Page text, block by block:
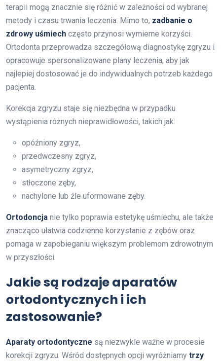
terapii mogą znacznie się różnić w zależności od wybranej
metody i czasu trwania leczenia. Mimo to, zadbanie o
zdrowy uśmiech często przynosi wymierne korzyści.
Ortodonta przeprowadza szczegółową diagnostykę zgryzu i
opracowuje spersonalizowane plany leczenia, aby jak
najlepiej dostosować je do indywidualnych potrzeb każdego
pacjenta.
Korekcja zgryzu staje się niezbędna w przypadku
wystąpienia różnych nieprawidłowości, takich jak:
opóźniony zgryz,
przedwczesny zgryz,
asymetryczny zgryz,
stłoczone zęby,
nachylone lub źle uformowane zęby.
Ortodoncja nie tylko poprawia estetykę uśmiechu, ale także
znacząco ułatwia codzienne korzystanie z zębów oraz
pomaga w zapobieganiu większym problemom zdrowotnym
w przyszłości.
Jakie są rodzaje aparatów
ortodontycznych i ich
zastosowanie?
Aparaty ortodontyczne są niezwykle ważne w procesie
korekcji zgryzu. Wśród dostępnych opcji wyróżniamy trzy